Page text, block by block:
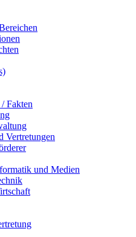
Fakten
Vertretungen
und Medien